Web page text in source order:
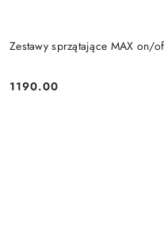
Zestawy sprzątające MAX on/
Cena:
1190.00